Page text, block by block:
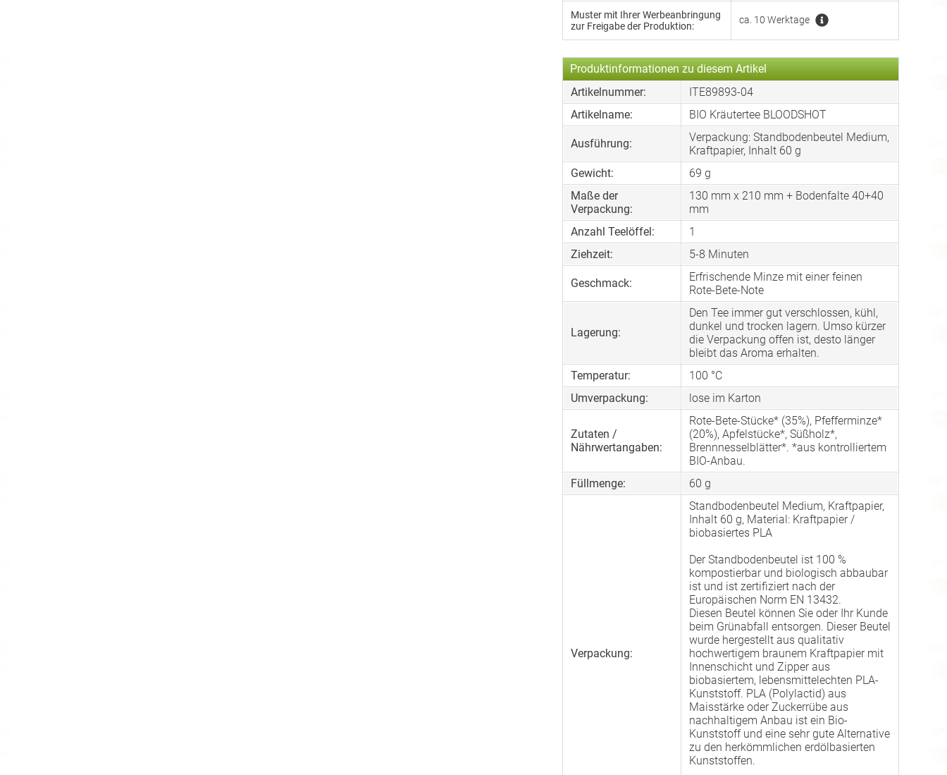
Muster mit Ihrer Werbeanbringung
zur Freigabe der Produktion:
ca. 10 Werktage
Produktinformationen zu diesem Artikel
Artikelnummer:
ITE89893-04
Artikelname:
BIO Kräutertee BLOODSHOT
Ausführung:
Verpackung: Standbodenbeutel Medium,
Kraftpapier, Inhalt 60 g
Gewicht:
69 g
Maße der
Verpackung:
130 mm x 210 mm + Bodenfalte 40+40
mm
Anzahl Teelöffel:
1
Ziehzeit:
5-8 Minuten
Geschmack:
Erfrischende Minze mit einer feinen
Rote-Bete-Note
Lagerung:
Den Tee immer gut verschlossen, kühl,
dunkel und trocken lagern. Umso kürzer
die Verpackung offen ist, desto länger
bleibt das Aroma erhalten.
Temperatur:
100 °C
Umverpackung:
lose im Karton
Zutaten /
Nährwertangaben:
Rote-Bete-Stücke* (35%), Pfefferminze*
(20%), Apfelstücke*, Süßholz*,
Brennnesselblätter*. *aus kontrolliertem
BIO-Anbau.
Füllmenge:
60 g
Verpackung:
Standbodenbeutel Medium, Kraftpapier,
Inhalt 60 g, Material: Kraftpapier /
biobasiertes PLA
Der Standbodenbeutel ist 100 %
kompostierbar und biologisch abbaubar
ist und ist zertifiziert nach der
Europäischen Norm EN 13432.
Diesen Beutel können Sie oder Ihr Kunde
beim Grünabfall entsorgen. Dieser Beutel
wurde hergestellt aus qualitativ
hochwertigem braunem Kraftpapier mit
Innenschicht und Zipper aus
biobasiertem, lebensmittelechten PLA-
Kunststoff. PLA (Polylactid) aus
Maisstärke oder Zuckerrübe aus
nachhaltigem Anbau ist ein Bio-
Kunststoff und eine sehr gute Alternative
zu den herkömmlichen erdölbasierten
Kunststoffen.